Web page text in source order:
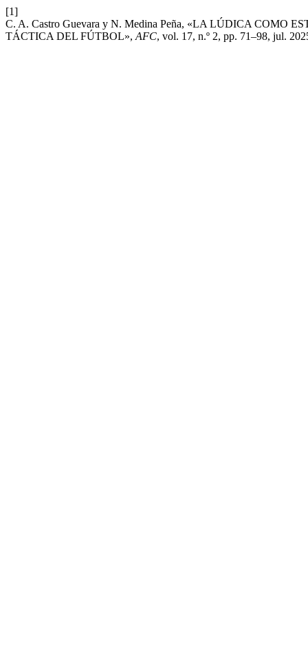
[1]
C. A. Castro Guevara y N. Medina Peña, «LA LÚDICA COMO
TÁCTICA DEL FÚTBOL», AFC, vol. 17, n.º 2, pp. 71–98, jul.